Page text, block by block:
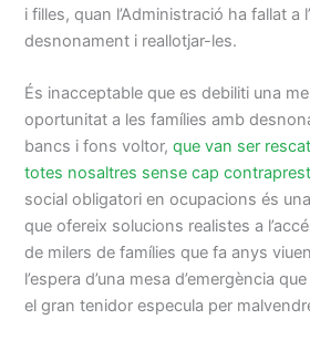
i filles, quan l’Administració ha fallat a
desnonament i reallotjar-les.
És inacceptable que es debiliti una
oportunitat a les famílies amb
bancs i fons voltor,que van ser
totes nosaltres sense cap
social obligatori en ocupacions és
que ofereix solucions realistes a
de milers de famílies que fa anys
l’espera d’una mesa d’emergència
el gran tenidor especula per